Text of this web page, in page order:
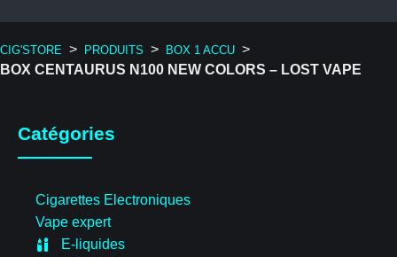
CIG'STORE > PRODUITS > BOX 1 ACCU >
BOX CENTAURUS N100 NEW COLORS – LOST VAPE
Catégories
Cigarettes Electroniques
Vape expert
E-liquides